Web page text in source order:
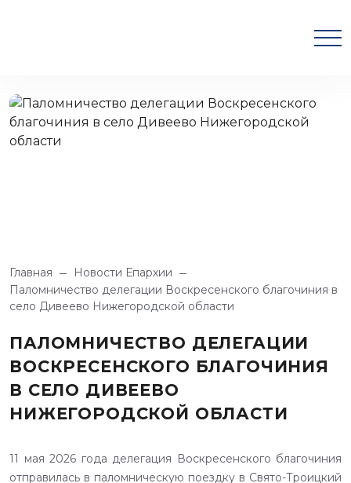
Главная
Новости Епархии
Паломничество делегации Воскресенского благочиния в
село Дивеево Нижегородской области
ПАЛОМНИЧЕСТВО ДЕЛЕГАЦИИ
ВОСКРЕСЕНСКОГО БЛАГОЧИНИЯ
В СЕЛО ДИВЕЕВО
НИЖЕГОРОДСКОЙ ОБЛАСТИ
11 мая 2026 года делегация Воскресенского благочиния
отправилась в паломническую поездку в Свято-Троицкий